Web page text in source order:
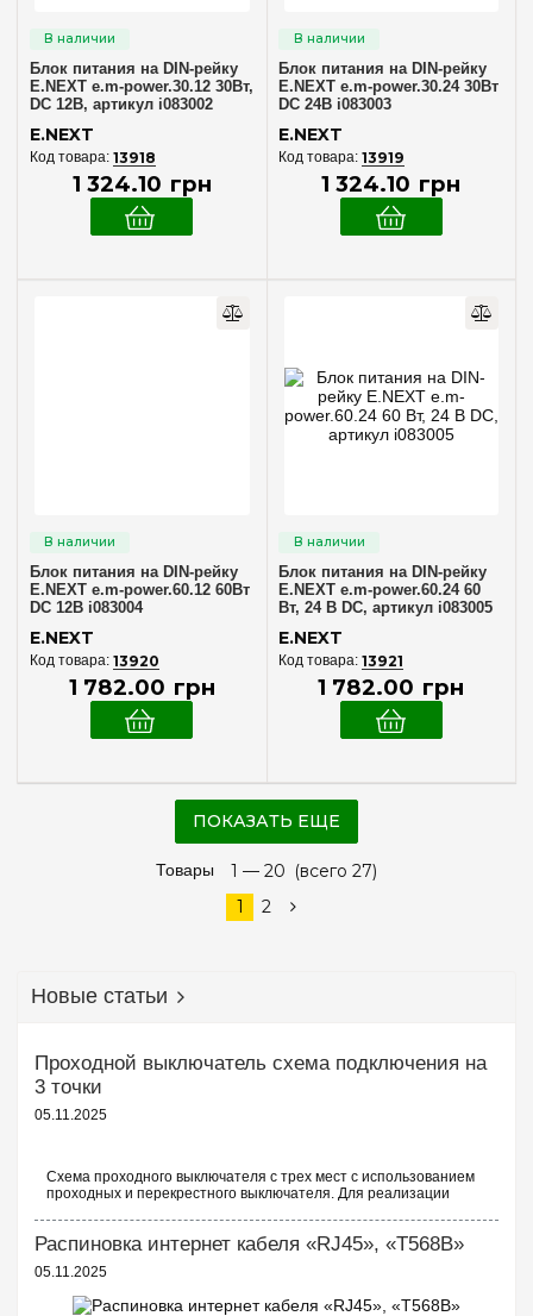
Блок питания на DIN-рейку
E.NEXT e.m-power.30.12 30Вт,
DC 12В, артикул i083002
E.NEXT
13918
1 324.10 грн
Блок питания на DIN-рейку
E.NEXT e.m-power.30.24 30Вт
DC 24В i083003
E.NEXT
13919
1 324.10 грн
Блок питания на DIN-рейку
E.NEXT e.m-power.60.12 60Вт
DC 12В i083004
E.NEXT
13920
1 782.00 грн
Блок питания на DIN-рейку
E.NEXT e.m-power.60.24 60
Вт, 24 В DC, артикул i083005
E.NEXT
13921
1 782.00 грн
ПОКАЗАТЬ ЕЩЕ
Товары 1 — 20 (всего 27)
1
2
Новые статьи
Проходной выключатель схема подключения на
3 точки
05.11.2025
Схема проходного выключателя с трех мест с использованием
проходных и перекрестного выключателя. Для реализации
следующие выключатели: ...
Распиновка интернет кабеля «RJ45», «T568B»
05.11.2025